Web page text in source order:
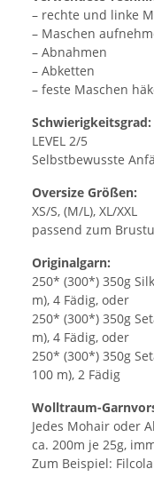
– rechte und linke
– Maschen
– Abnahmen
– Abketten
– feste Maschen
Schwierigkeitsgrad:
LEVEL 2/5
Selbstbewusste
Oversize Größen:
XS/S, (M/L), XL/XXL
passend zum
Originalgarn:
250* (300*) 350g
m), 4 Fädig, oder
250* (300*) 350g
m), 4 Fädig, oder
250* (300*) 350g
100 m), 2 Fädig
Wolltraum-
Jedes Mohair oder
ca. 200m je 25g,
Zum Beispiel: